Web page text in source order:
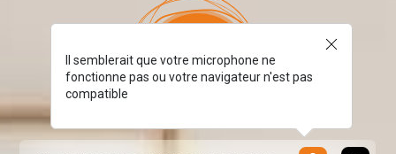
Il semblerait que votre microphone ne
fonctionne pas ou votre navigateur n'est pas
compatible